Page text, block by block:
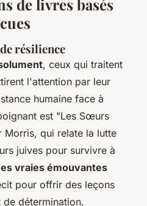
de livres basés
résilience
, ceux qui traitent
l'attention par leur
humaine face à
est "Les Sœurs
Morris, qui relate la lutte
juives pour survivre à
vraies émouvantes
pour offrir des leçons
détermination.